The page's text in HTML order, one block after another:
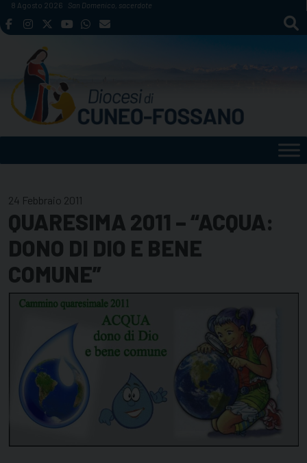
Skip
to
8 Agosto 2026 San Domenico, sacerdote
24 Febbraio 2011
QUARESIMA 2011 – “ACQUA:
DONO DI DIO E BENE
COMUNE”